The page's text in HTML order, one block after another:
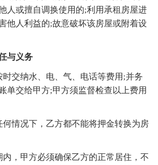
人或擅自调换使用的;利用承租房屋进
他人利益的;故意破坏该房屋或附着设
与义务
时交纳水、电、气、电话等费用;并务
单交给甲方;甲方须监督检查以上费用
何情况下，乙方都不能将押金转换为房
内，甲方必须确保乙方的正常居住，不